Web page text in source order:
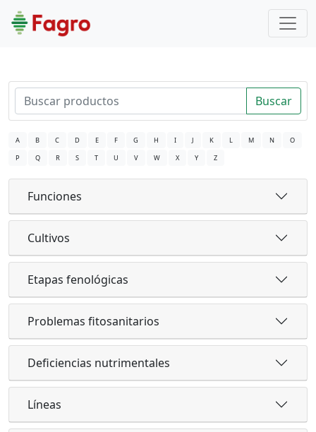
Buscar
A B C D E F G H I J K L M N
O
P
Q R S T U V W X Y Z
Funciones
Cultivos
Etapas fenológicas
Problemas fitosanitarios
Deficiencias nutrimentales
Líneas